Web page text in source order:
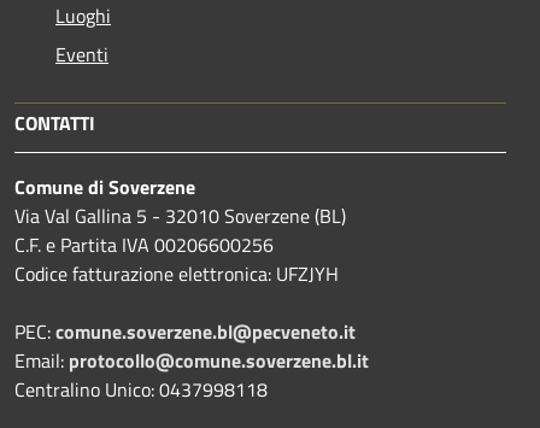
Luoghi
Eventi
CONTATTI
Comune di Soverzene
Via Val Gallina 5 - 32010 Soverzene (BL)
C.F. e Partita IVA 00206600256
Codice fatturazione elettronica: UFZJYH
PEC:comune.soverzene.bl@pecveneto.it
Email: protocollo@comune.soverzene.bl.it
Centralino Unico: 0437998118